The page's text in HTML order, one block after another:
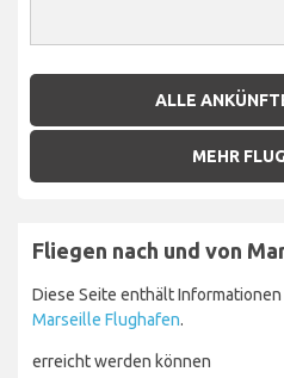
ALLE
MEHR
Fliegen nach und von
Diese Seite enthält
Marseille Flughafen.
erreicht werden können